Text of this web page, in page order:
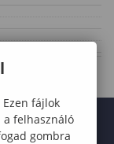
fájlok
felhasználó
gombra